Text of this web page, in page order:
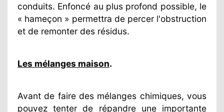
conduits. Enfoncé au plus profond possible, le
« hameçon » permettra de percer l'obstruction
et de remonter des résidus.
Les mélanges maison.
Avant de faire des mélanges chimiques, vous
pouvez tenter de répandre une importante